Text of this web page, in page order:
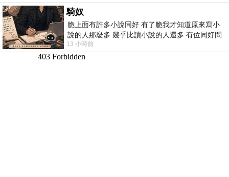
騎奴
脆上面有許多小說同好 有了脆我才知道原來寫小
說的人那麼多 幾乎比讀小說的人還多 有位同好問
了一個問題 她說為什麼高中文學獎的
13 小時前